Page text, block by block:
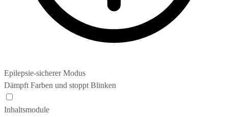
Epilepsie-sicherer Modus
Dämpft Farben und stoppt Blinken
Inhaltsmodule